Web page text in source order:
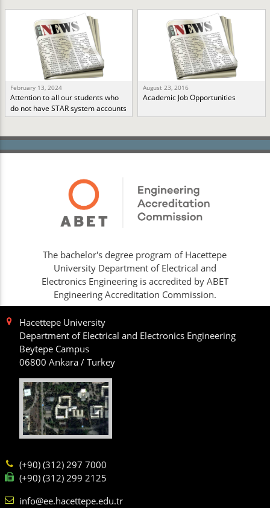
February 13, 2024
Attention to all our students who
do not have STAR system accounts
August 23, 2016
Academic Job Opportunities
The bachelor's degree program of Hacettepe
University Department of Electrical and
Electronics Engineering is accredited by ABET
Engineering Accreditation Commission.
Hacettepe University
Department of Electrical and Electronics Engineering
Beytepe Campus
06800 Ankara / Turkey
(+90) (312) 297 7000
(+90) (312) 299 2125
info@ee.hacettepe.edu.tr